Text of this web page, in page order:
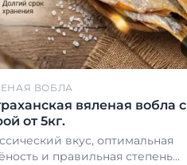
ВОБЛА
вяленая вобла с
от 5кг.
вкус, оптимальная
и правильная степень